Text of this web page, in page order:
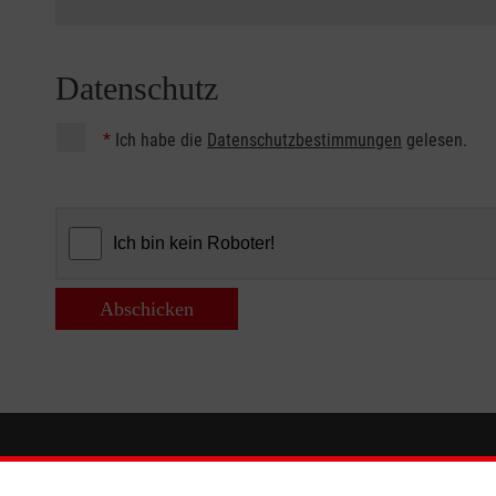
Datenschutz
* Ich habe die Datenschutzbestimmungen gelesen.
Abschicken
Informationen Die